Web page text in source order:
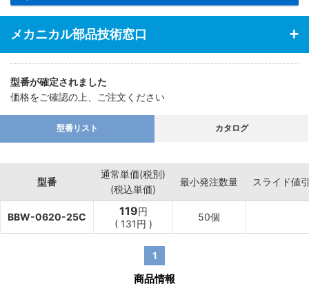
メカニカル部品技術窓口
型番が確定されました
価格をご確認の上、ご注文ください
型番リスト カタログ
型番
通常単価(税別)
(税込単価)
最小発注数量 スライド値
BBW-0620-25C 119円
( 131円 )
50個
1
商品情報